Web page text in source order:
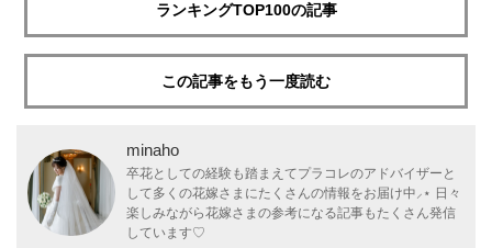
ランキングTOP100の記事
この記事をもう一度読む
minaho
卒花としての経験も踏まえてプラコレのアドバイザーと
して多くの花嫁さまにたくさんの情報をお届け中⸝⋆ 日々
楽しみながら花嫁さまの参考になる記事もたくさん発信
しています♡